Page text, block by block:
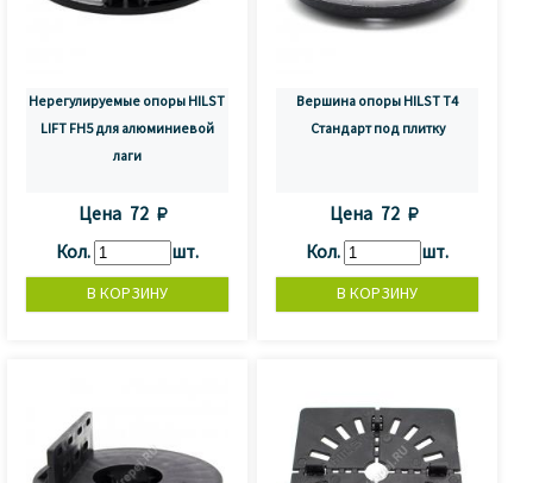
Нерегулируемые опоры HILST
LIFT FH5 для алюминиевой
лаги
Цена 72 
Кол.
шт.
Вершина опоры HILST T4
Стандарт под плитку
Цена 72 
Кол.
шт.